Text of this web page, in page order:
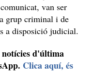
van ser
grup criminal i de
a disposició judicial.
d'última
Clica aquí, és